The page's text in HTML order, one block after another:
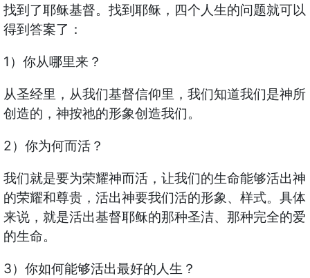
找到了耶稣基督。找到耶稣，四个人生的问题就可以
得到答案了：
1）你从哪里来？
从圣经里，从我们基督信仰里，我们知道我们是神所
创造的，神按祂的形象创造我们。
2）你为何而活？
我们就是要为荣耀神而活，让我们的生命能够活出神
的荣耀和尊贵，活出神要我们活的形象、样式。具体
来说，就是活出基督耶稣的那种圣洁、那种完全的爱
的生命。
3）你如何能够活出最好的人生？